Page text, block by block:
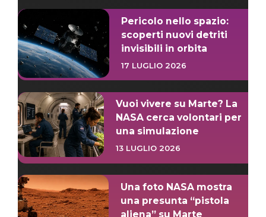
Pericolo nello spazio:
scoperti nuovi detriti
invisibili in orbita
17 LUGLIO 2026
Vuoi vivere su Marte? La
NASA cerca volontari per
una simulazione
13 LUGLIO 2026
Una foto NASA mostra
una presunta “pistola
aliena” su Marte